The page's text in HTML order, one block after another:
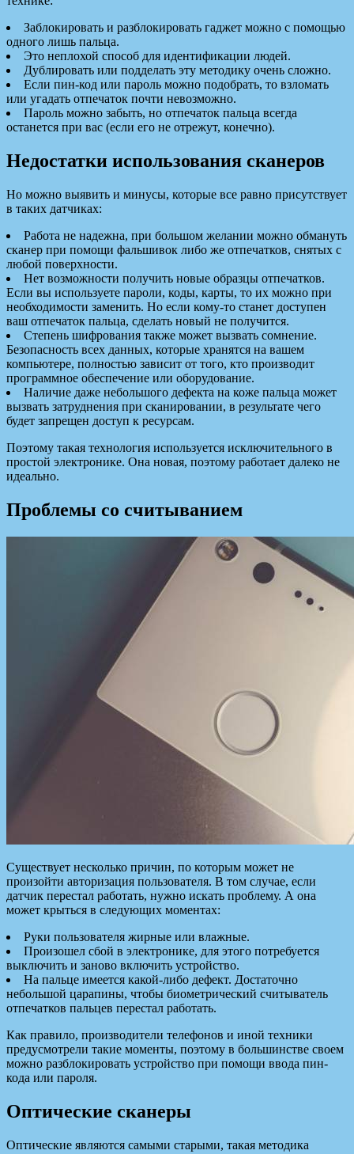
Заблокировать и разблокировать гаджет можно с помощью
одного лишь пальца.
Это неплохой способ для идентификации людей.
Дублировать или подделать эту методику очень сложно.
Если пин-код или пароль можно подобрать, то взломать
или угадать отпечаток почти невозможно.
Пароль можно забыть, но отпечаток пальца всегда
останется при вас (если его не отрежут, конечно).
Недостатки использования сканеров
Но можно выявить и минусы, которые все равно присутствует
в таких датчиках:
Работа не надежна, при большом желании можно обмануть
сканер при помощи фальшивок либо же отпечатков, снятых с
любой поверхности.
Нет возможности получить новые образцы отпечатков.
Если вы используете пароли, коды, карты, то их можно при
необходимости заменить. Но если кому-то станет доступен
ваш отпечаток пальца, сделать новый не получится.
Степень шифрования также может вызвать сомнение.
Безопасность всех данных, которые хранятся на вашем
компьютере, полностью зависит от того, кто производит
программное обеспечение или оборудование.
Наличие даже небольшого дефекта на коже пальца может
вызвать затруднения при сканировании, в результате чего
будет запрещен доступ к ресурсам.
Поэтому такая технология используется исключительного в
простой электронике. Она новая, поэтому работает далеко не
идеально.
Проблемы со считыванием
Существует несколько причин, по которым может не
произойти авторизация пользователя. В том случае, если
датчик перестал работать, нужно искать проблему. А она
может крыться в следующих моментах:
Руки пользователя жирные или влажные.
Произошел сбой в электронике, для этого потребуется
выключить и заново включить устройство.
На пальце имеется какой-либо дефект. Достаточно
небольшой царапины, чтобы биометрический считыватель
отпечатков пальцев перестал работать.
Как правило, производители телефонов и иной техники
предусмотрели такие моменты, поэтому в большинстве своем
можно разблокировать устройство при помощи ввода пин-
кода или пароля.
Оптические сканеры
Оптические являются самыми старыми, такая методика